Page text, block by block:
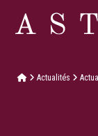
Actualités